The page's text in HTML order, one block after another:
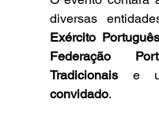
diversas
Exército Português
Federação
Tradicionais e
convidado.